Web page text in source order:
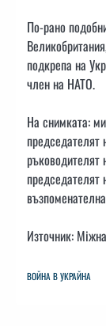
По-рано
подкрепа на
член на НАТО.
На снимката:
председателят
ръководителят
председателят
Източник:
ВОЙНА В УКРАЙНА